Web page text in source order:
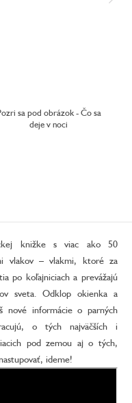
sa pod obrázok - Čo sa
deje v noci
knižke s viac ako 50
vlakov – vlakmi, ktoré za
po koľajniciach a prevážajú
sveta. Odklop okienka a
nové informácie o parných
o tých najväčších i
pod zemou aj o tých,
ideme!